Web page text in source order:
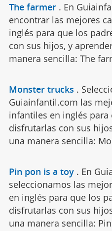
The farmer . En
encontrar las mejores
inglés para que los
con sus hijos, y
manera sencilla: The
Monster trucks .
Guiainfantil.com las
infantiles en inglés
disfrutarlas con sus
una manera sencilla:
Pin pon is a toy . En
seleccionamos las
en inglés para que los
disfrutarlas con sus
una manera sencilla: